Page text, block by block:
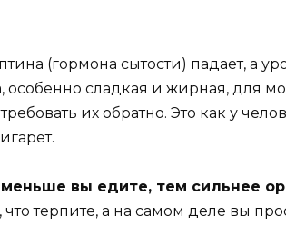
(гормона сытости) падает, а
сладкая и жирная, для
их обратно. Это как у
вы едите, тем сильнее
терпите, а на самом деле вы